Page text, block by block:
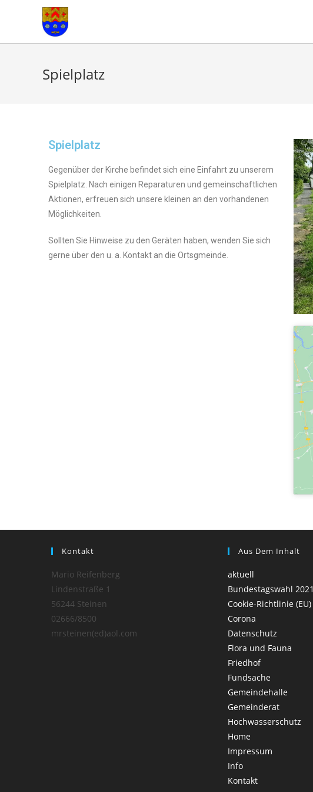
Spielplatz
Spielplatz
Gegenüber der Kirche befindet sich eine Einfahrt zu unserem
Spielplatz. Nach einigen Reparaturen und gemeinschaftlichen
Aktionen, erfreuen sich unsere kleinen an den vorhandenen
Möglichkeiten.
Sollten Sie Hinweise zu den Geräten haben, wenden Sie sich
gerne über den u. a. Kontakt an die Ortsgmeinde.
Kontakt
Mario Reifenberg
Lindenstraße 1
56244 Steinen
02666/8500
mrsteinen(ed)aol.com
Aus Dem Inhalt
aktuell
Bundestagswahl 2021
Cookie-Richtlinie (EU)
Corona
Datenschutz
Flora und Fauna
Friedhof
Fundsache
Gemeindehalle
Gemeinderat
Hochwasserschutz
Home
Impressum
Info
Kontakt